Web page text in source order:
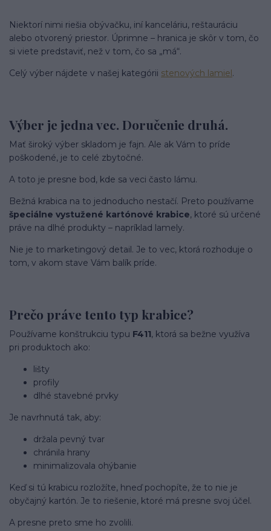
Niektorí nimi riešia obývačku, iní kanceláriu, reštauráciu
alebo otvorený priestor. Úprimne – hranica je skôr v tom, čo
si viete predstaviť, než v tom, čo sa „má“.
Celý výber nájdete v našej kategórii stenových lamiel.
Výber je jedna vec. Doručenie druhá.
Mať široký výber skladom je fajn. Ale ak Vám to príde
poškodené, je to celé zbytočné.
A toto je presne bod, kde sa veci často lámu.
Bežná krabica na to jednoducho nestačí. Preto používame
špeciálne vystužené kartónové krabice, ktoré sú určené
práve na dlhé produkty – napríklad lamely.
Nie je to marketingový detail. Je to vec, ktorá rozhoduje o
tom, v akom stave Vám balík príde.
Prečo práve tento typ krabice?
Používame konštrukciu typu F411, ktorá sa bežne využíva
pri produktoch ako:
lišty
profily
dlhé stavebné prvky
Je navrhnutá tak, aby:
držala pevný tvar
chránila hrany
minimalizovala ohýbanie
Keď si tú krabicu rozložíte, hneď pochopíte, že to nie je
obyčajný kartón. Je to riešenie, ktoré má presne svoj účel.
A presne preto sme ho zvolili.